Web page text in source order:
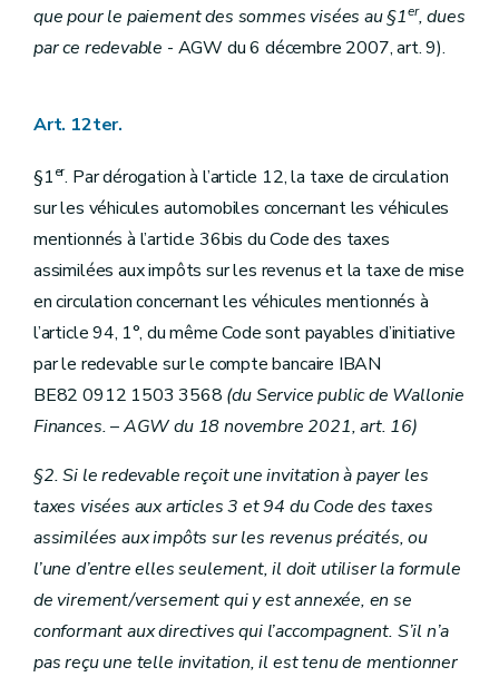
que pour le paiement des sommes visées au §1er, dues
par ce redevable - AGW du 6 décembre 2007, art. 9).
Art. 12ter.
§1er. Par dérogation à l’article 12, la taxe de circulation
sur les véhicules automobiles concernant les véhicules
mentionnés à l’article 36bis du Code des taxes
assimilées aux impôts sur les revenus et la taxe de mise
en circulation concernant les véhicules mentionnés à
l’article 94, 1°, du même Code sont payables d’initiative
par le redevable sur le compte bancaire IBAN
BE82 0912 1503 3568 (du Service public de Wallonie
Finances.–AGW du 18 novembre 2021, art. 16)
§2. Si le redevable reçoit une invitation à payer les
taxes visées aux articles 3 et 94 du Code des taxes
assimilées aux impôts sur les revenus précités, ou
l’une d’entre elles seulement, il doit utiliser la formule
de virement/versement qui y est annexée, en se
conformant aux directives qui l’accompagnent. S’il n’a
pas reçu une telle invitation, il est tenu de mentionner